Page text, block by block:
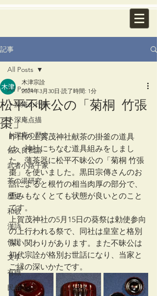
記事
All Posts
卜深庵の行事
卜深庵点描
卜深庵の歴史
佐久良私語
武者小路千家
茶の湯研究
歴史
和歌
漢詩
俳諧
文学
有職
民俗
All Posts
松平不昧公の「菊桐 竹張
棗」
木津宗詮
2024年3月30日 読了時間: 1分
昨日の上賀茂神社献茶の掛釜の道具
は、神社にちなむ道具組みをしまし
た。薄茶器に松平不昧公の「菊桐 竹張
棗」を使いました。黒田宗傳さんのお
話によると根竹の相当肉厚の部分で、
歪みもなくとても状態が良いとのこと
です。
上賀茂神社の5月15日の葵祭は勅使参向
の上行われる祭で、同社は皇室と格別
深い関わりがあります。また不昧公は
初代宗詮が格別お世話になり、当家と
ご縁の深いかたです。